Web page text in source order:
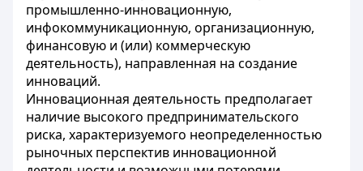
промышленно-инновационную,
инфокоммуникационную, организационную,
финансовую и (или) коммерческую
деятельность), направленная на создание
инноваций.
Инновационная деятельность предполагает
наличие высокого предпринимательского
риска, характеризуемого неопределенностью
рыночных перспектив инновационной